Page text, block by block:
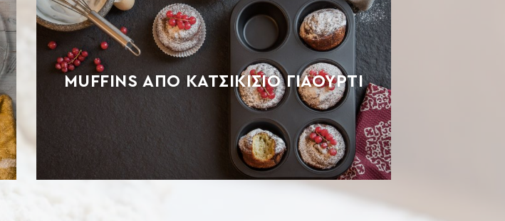
MUFFINS ΑΠΟ ΚΑΤΣΙΚΙΣΙΟ ΓΙΑΟΥΡΤΙ